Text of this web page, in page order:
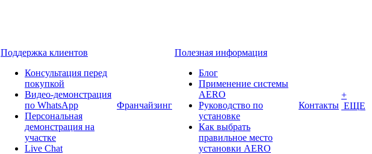
Поддержка клиентов
Консультация перед
покупкой
Видео-демонстрация
по WhatsApp
Персональная
демонстрация на
участке
Live Chat
Франчайзинг
Полезная информация
Блог
Применение системы
AERO
Руководство по
установке
Как выбрать
правильное место
установки AERO
Контакты
+
ЕЩЕ